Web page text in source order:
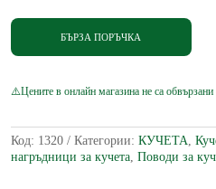
БЪРЗА ПОРЪЧКА
Код: 1320 Категории: КУЧЕТА,
нагръдници за кучета, Поводи за